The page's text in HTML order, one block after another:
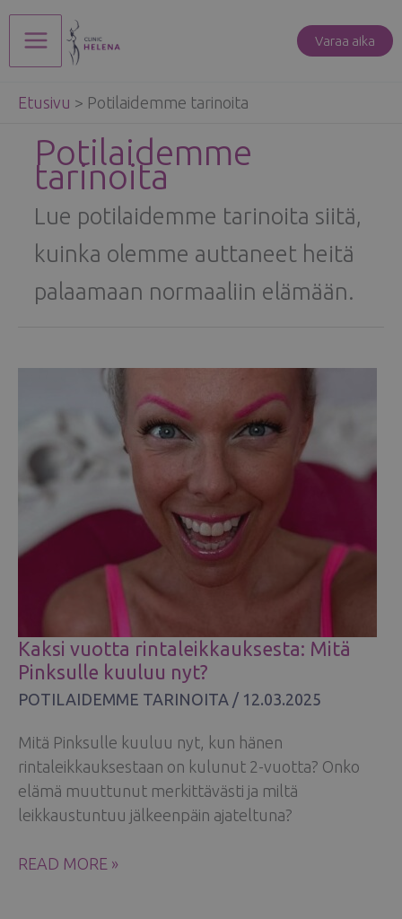
Siirry
sisältöön
Main
Menu
Varaa aika
Etusivu > Potilaidemme tarinoita
Potilaidemme
tarinoita
Lue potilaidemme tarinoita siitä,
kuinka olemme auttaneet heitä
palaamaan normaaliin elämään.
Kaksi vuotta rintaleikkauksesta: Mitä
Pinksulle kuuluu nyt?
POTILAIDEMME TARINOITA / 12.03.2025
Mitä Pinksulle kuuluu nyt, kun hänen
rintaleikkauksestaan on kulunut 2-vuotta? Onko
elämä muuttunut merkittävästi ja miltä
leikkaustuntuu jälkeenpäin ajateltuna?
KAKSI
READ MORE »